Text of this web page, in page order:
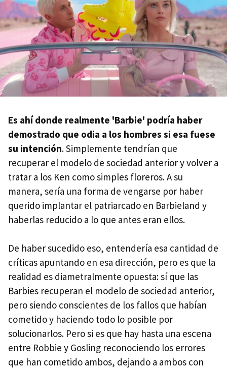
Es ahí donde realmente 'Barbie' podría haber
demostrado que odia a los hombres si esa fuese
su intención. Simplemente tendrían que
recuperar el modelo de sociedad anterior y volver a
tratar a los Ken como simples floreros. A su
manera, sería una forma de vengarse por haber
querido implantar el patriarcado en Barbieland y
haberlas reducido a lo que antes eran ellos.
De haber sucedido eso, entendería esa cantidad de
críticas apuntando en esa dirección, pero es que la
realidad es diametralmente opuesta: sí que las
Barbies recuperan el modelo de sociedad anterior,
pero siendo conscientes de los fallos que habían
cometido y haciendo todo lo posible por
solucionarlos. Pero si es que hay hasta una escena
entre Robbie y Gosling reconociendo los errores
que han cometido ambos, dejando a ambos con